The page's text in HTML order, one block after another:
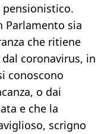
Parlamento sia
che ritiene
coronavirus, in
conoscono
o dai
e che la
scrigno